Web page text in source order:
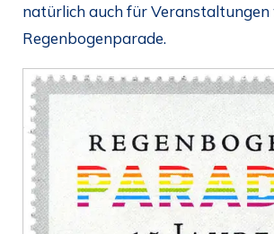
natürlich auch für Veranstaltungen
Regenbogenparade.